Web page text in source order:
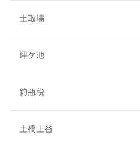
土取場
坪ケ池
釣瓶税
土橋上谷